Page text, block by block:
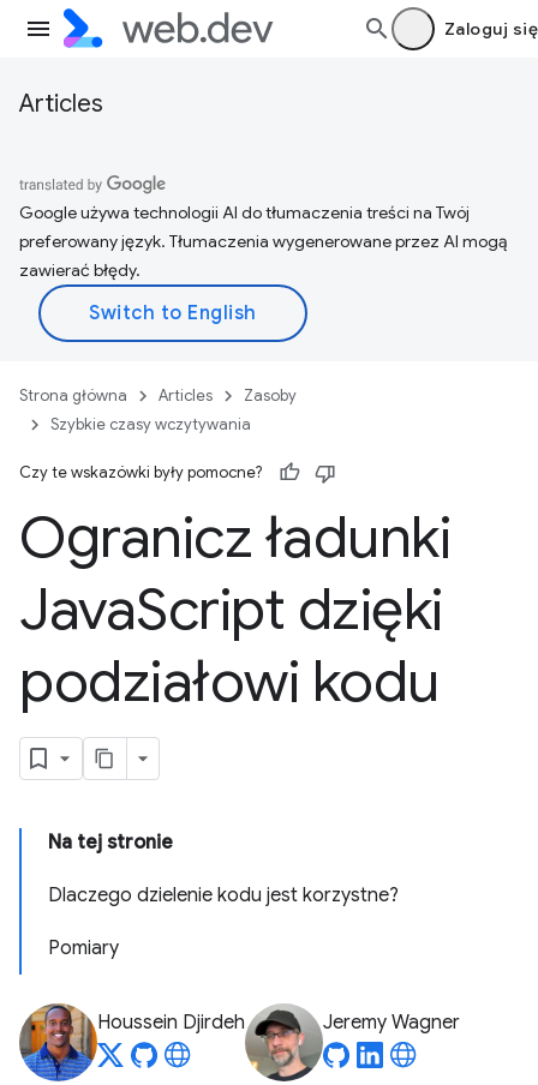
Zaloguj się
Articles
Google używa technologii AI do tłumaczenia treści na Twój
preferowany język. Tłumaczenia wygenerowane przez AI mogą
zawierać błędy.
Strona główna Articles
Zasoby
Szybkie czasy wczytywania
Czy te wskazówki były pomocne?
Ogranicz ładunki
JavaScript dzięki
podziałowi kodu
Na tej stronie
Dlaczego dzielenie kodu jest korzystne?
Pomiary
Houssein Djirdeh Jeremy Wagner